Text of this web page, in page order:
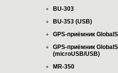
BU-303
BU-353 (USB)
GPS-приёмник
GPS-приёмник
(microUSB/USB)
MR-350